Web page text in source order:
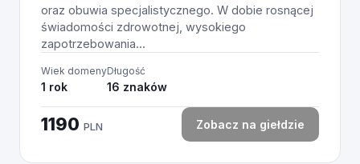
oraz obuwia specjalistycznego. W dobie rosnącej
świadomości zdrowotnej, wysokiego
zapotrzebowania...
Wiek domeny
1 rok
Długość
16 znaków
1190 PLN Zobacz na giełdzie